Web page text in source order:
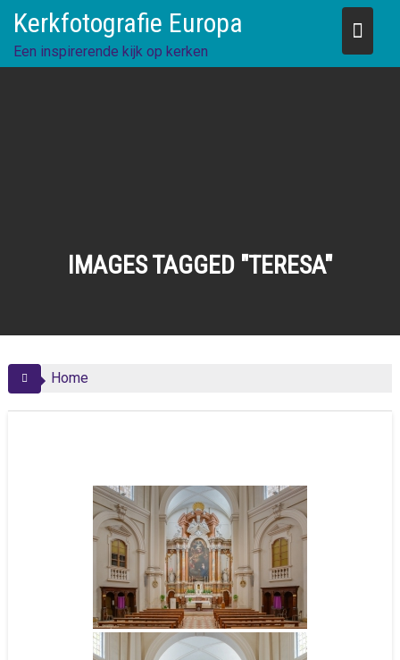
content
Kerkfotografie Europa
Een inspirerende kijk op kerken
IMAGES TAGGED "TERESA"
Home